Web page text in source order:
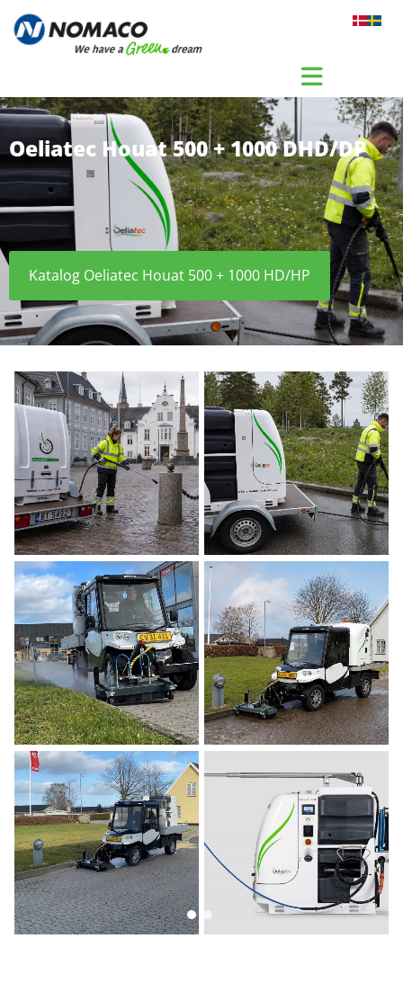
Gå til indhold
Oeliatec Houat 500 + 1000 DHD/DP
Katalog Oeliatec Houat 500 + 1000 HD/HP